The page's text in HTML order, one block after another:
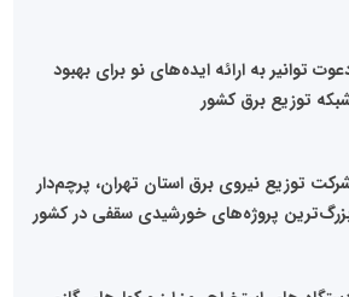
توانیر به ارائه ایده‌های نو برای بهبود
توزیع برق کشور
توزیع نیروی برق استان تهران، پرچم‌دار
پروژه‌های خورشیدی سقفی در کشور